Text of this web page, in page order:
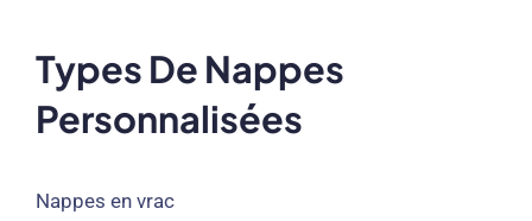
Types De Nappes
Personnalisées
Nappes en vrac